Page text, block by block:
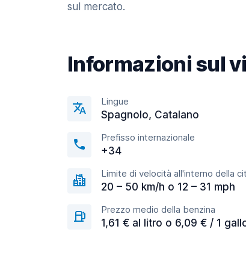
sul mercato.
Informazioni sul
Lingue
Spagnolo, Catalano
Prefisso internazionale
+34
Limite di velocità all'interno della
20 – 50 km/h o 12 – 31 mph
Prezzo medio della benzina
1,61 € al litro o 6,09 € / 1